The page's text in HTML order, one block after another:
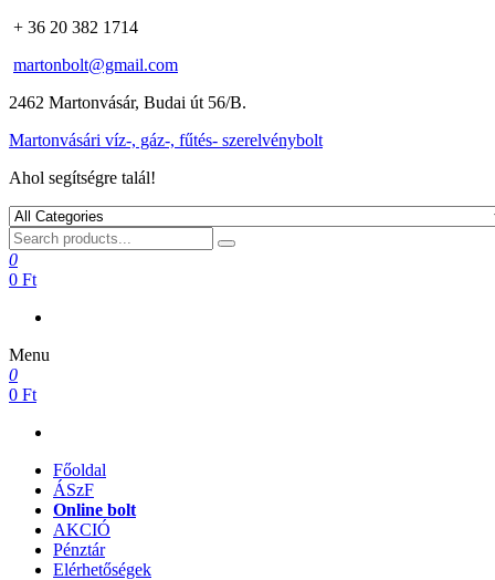
+ 36 20 382 1714
martonbolt@gmail.com
2462 Martonvásár, Budai út 56/B.
Martonvásári víz-, gáz-, fűtés- szerelvénybolt
Ahol segítségre talál!
0
0 Ft
Menu
0
0 Ft
Főoldal
ÁSzF
Online bolt
AKCIÓ
Pénztár
Elérhetőségek